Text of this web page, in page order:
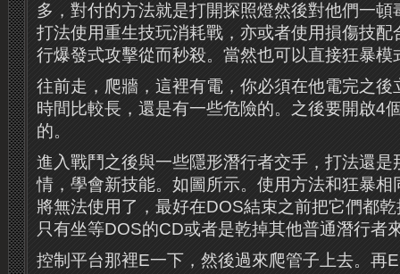
多，對付的方法就是打開探照燈然後對他們一
打法使用重生技玩消耗戰，亦或者使用損傷技配
行爆發式攻擊從而秒殺。當然也可以直接狂暴模
往前走，爬牆，這裡有電，你必須在他電完之後
時間比較長，還是有一些危險的。之後要開啟4
的。
進入戰鬥之後與一些隱形潛行者交手，打法還是
情，學會新技能。如圖所示。使用方法和狂暴相
將無法使用了，最好在DOS結束之前把它們都
只有坐等DOS的CD或者是乾掉其他普通潛行者
控制平台那裡E一下，然後過來爬管子上去。再